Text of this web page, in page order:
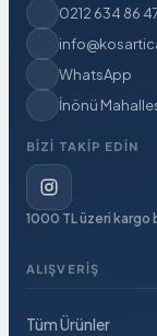
0212 634 86
WhatsApp
İnönü
BIZI TAKIP EDIN
1000 TL üzeri kargo
ALIŞVERIŞ
Tüm Ürünler